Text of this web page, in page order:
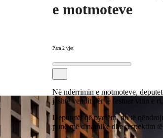
e motmoteve
Para 2 vjet
Në ndërrimin e motmoteve,
jashtë vendit për të festuar vitin e ri,
Deputetët që pyetëm, do të
punë më dinamike dhe respektim